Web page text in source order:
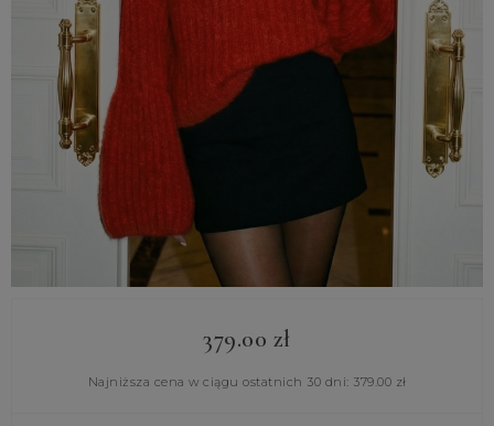
379.00 zł
Najniższa cena w ciągu ostatnich 30 dni: 379.00 zł